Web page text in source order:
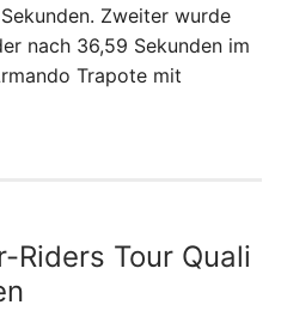
Zweiter wurde
nach 36,59 Sekunden im
Trapote mit
Riders Tour Quali